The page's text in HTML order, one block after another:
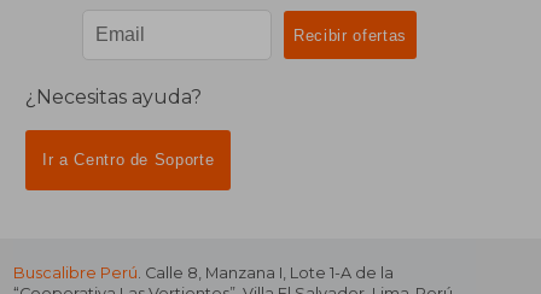
¿Necesitas ayuda?
Ir a Centro de Soporte
Buscalibre Perú . Calle 8, Manzana I, Lote 1-A de la